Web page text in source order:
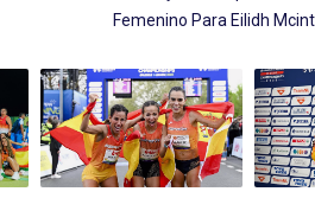
Femenino Para Eilidh